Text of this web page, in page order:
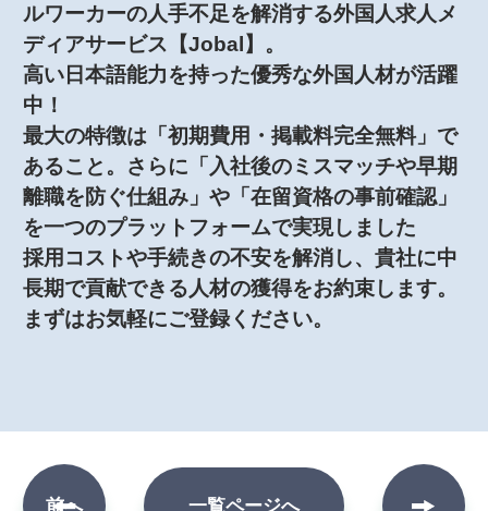
ルワーカーの人手不足を解消する外国人求人メ
ディアサービス【Jobal】。
高い日本語能力を持った優秀な外国人材が活躍
中！
最大の特徴は「初期費用・掲載料完全無料」で
あること。さらに「入社後のミスマッチや早期
離職を防ぐ仕組み」や「在留資格の事前確認」
を一つのプラットフォームで実現しました
採用コストや手続きの不安を解消し、貴社に中
長期で貢献できる人材の獲得をお約束します。
まずはお気軽にご登録ください。
前へ 一覧ページへ
次へ